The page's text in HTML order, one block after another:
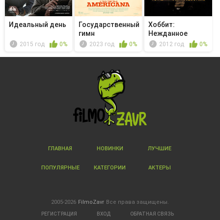
Идеальный день
2015 год 0%
Государственный
гимн
2023 год 0%
Хоббит:
Нежданное
путешествие
2012 год 0%
ГЛАВНАЯ НОВИНКИ ЛУЧШИЕ
ПОПУЛЯРНЫЕ КАТЕГОРИИ АКТЕРЫ
2005-2026 FilmoZavr Все права защищены.
РЕГИСТРАЦИЯ ВХОД ОБРАТНАЯ СВЯЗЬ